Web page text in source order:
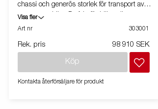
chassi och generös storlek för transport av
t.ex. personbilar. Perfekt för bilhandlare,
bärgningsfirmor och uthyrningsfirmor.
gör lastningen smidig. Vagnen på bilden kan
Visa fler
Art nr
303001
Rek. pris 98 910 SEK
Köp
Kontakta återförsäljare för produkt